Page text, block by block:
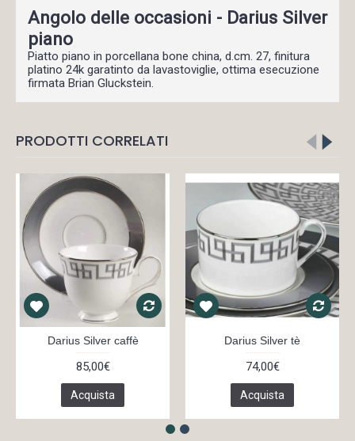
Angolo delle occasioni - Darius Silver
piano
Piatto piano in porcellana bone china, d.cm. 27, finitura
platino 24k garatinto da lavastoviglie, ottima esecuzione
firmata Brian Gluckstein.
PRODOTTI CORRELATI
Darius Silver caffè
85,00€
Acquista
Darius Silver tè
74,00€
Acquista